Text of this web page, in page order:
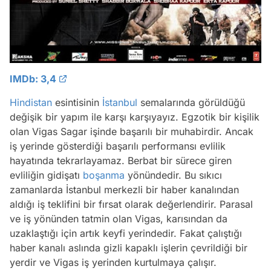
IMDb: 3,4
Hindistan esintisinin İstanbul semalarında görüldüğü
değişik bir yapım ile karşı karşıyayız. Egzotik bir kişilik
olan Vigas Sagar işinde başarılı bir muhabirdir. Ancak
iş yerinde gösterdiği başarılı performansı evlilik
hayatında tekrarlayamaz. Berbat bir sürece giren
evliliğin gidişatı boşanma yönündedir. Bu sıkıcı
zamanlarda İstanbul merkezli bir haber kanalından
aldığı iş teklifini bir fırsat olarak değerlendirir. Parasal
ve iş yönünden tatmin olan Vigas, karısından da
uzaklaştığı için artık keyfi yerindedir. Fakat çalıştığı
haber kanalı aslında gizli kapaklı işlerin çevrildiği bir
yerdir ve Vigas iş yerinden kurtulmaya çalışır.